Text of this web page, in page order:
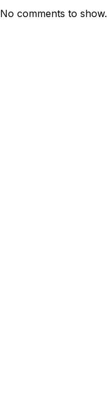
No comments to show.